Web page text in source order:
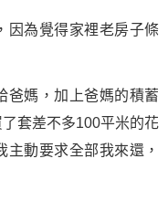
因為覺得家裡老房子條
爸媽，加上爸媽的積蓄
套差不多100平米的花
主動要求全部我來還，